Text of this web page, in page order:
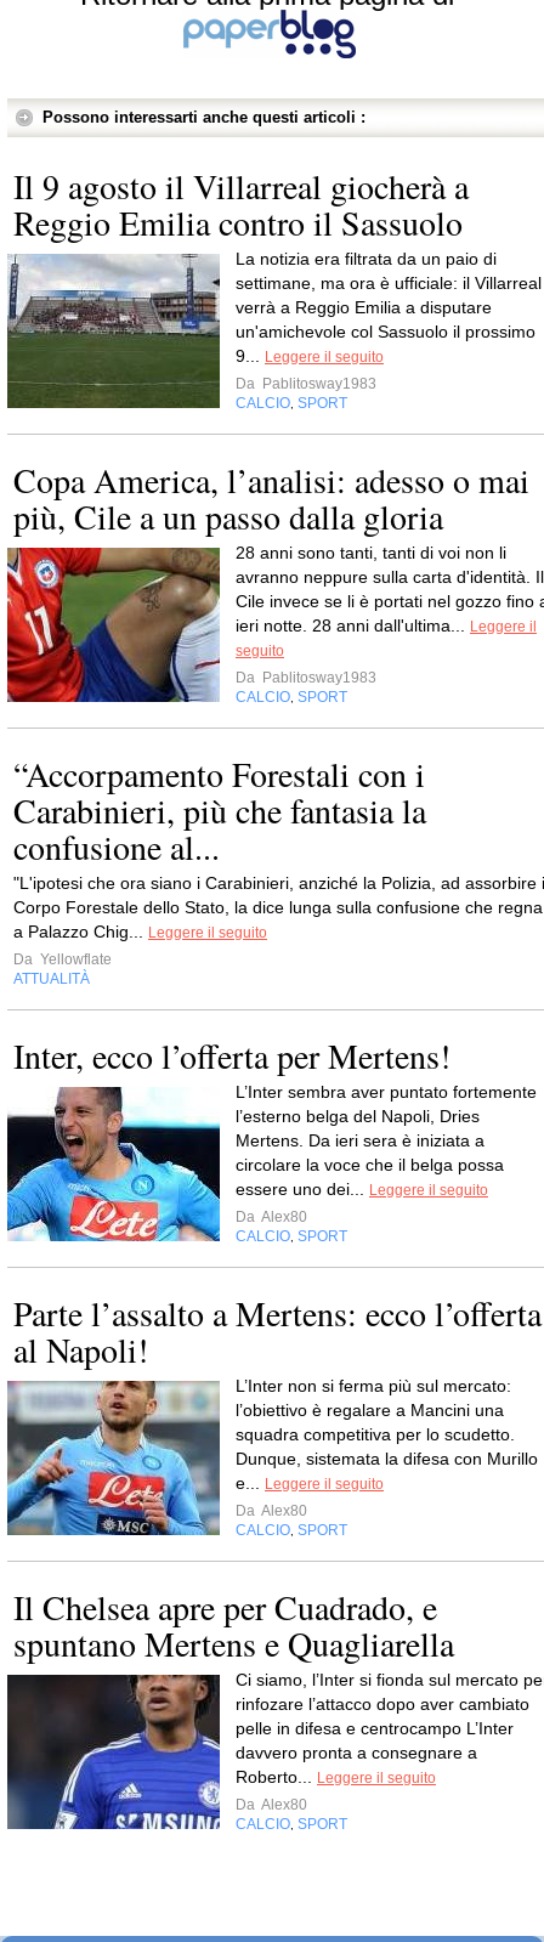
Possono interessarti anche questi articoli :
Il 9 agosto il Villarreal giocherà a
Reggio Emilia contro il Sassuolo
La notizia era filtrata da un paio di
settimane, ma ora è ufficiale: il Villarreal
verrà a Reggio Emilia a disputare
un'amichevole col Sassuolo il prossimo
9...
Leggere il seguito
Da Pablitosway1983
CALCIO SPORT
Copa America, l’analisi: adesso o mai
più, Cile a un passo dalla gloria
28 anni sono tanti, tanti di voi non li
avranno neppure sulla carta d'identità. Il
Cile invece se li è portati nel gozzo fino
ieri notte. 28 anni dall'ultima...
Leggere il
seguito
Da Pablitosway1983
CALCIO SPORT
“Accorpamento Forestali con i
Carabinieri, più che fantasia la
confusione al...
"L'ipotesi che ora siano i Carabinieri, anziché la Polizia, ad assorbire
Corpo Forestale dello Stato, la dice lunga sulla confusione che regna
a Palazzo Chig...
Leggere il seguito
Da Yellowflate
ATTUALITÀ
Inter, ecco l’offerta per Mertens!
L’Inter sembra aver puntato fortemente
l’esterno belga del Napoli, Dries
Mertens. Da ieri sera è iniziata a
circolare la voce che il belga possa
essere uno dei...
Leggere il seguito
Da Alex80
CALCIO SPORT
Parte l’assalto a Mertens: ecco l’offerta
al Napoli!
L’Inter non si ferma più sul mercato:
l’obiettivo è regalare a Mancini una
squadra competitiva per lo scudetto.
Dunque, sistemata la difesa con Murillo
e...
Leggere il seguito
Da Alex80
CALCIO SPORT
Il Chelsea apre per Cuadrado, e
spuntano Mertens e Quagliarella
Ci siamo, l’Inter si fionda sul mercato
rinfozare l’attacco dopo aver cambiato
pelle in difesa e centrocampo L’Inter
davvero pronta a consegnare a
Roberto...
Leggere il seguito
Da Alex80
CALCIO SPORT